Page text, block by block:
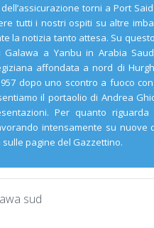
torni a Port
tutti i nostri ospiti su altre
la notizia tanto attesa. Su
Galawa a Yanbu in Arabia
affondata a nord di
dopo uno scontro a fuoco con
il portaolio di Andrea
Per quanto
intensamente su nuove
pagine del Gazzettino.
sud